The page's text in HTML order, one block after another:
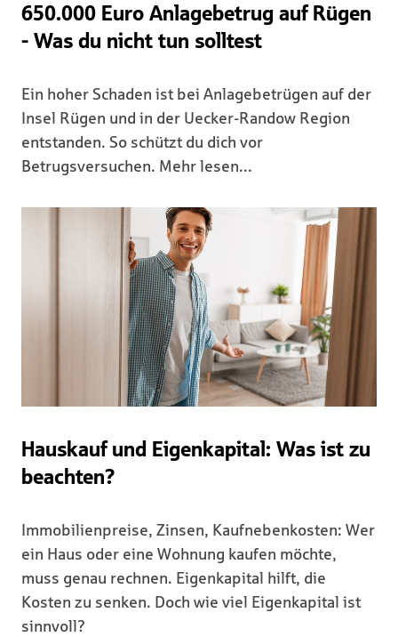
650.000 Euro Anlagebetrug auf Rügen
- Was du nicht tun solltest
Ein hoher Schaden ist bei Anlagebetrügen auf der
Insel Rügen und in der Uecker-Randow Region
entstanden. So schützt du dich vor
Betrugsversuchen. Mehr lesen...
Hauskauf und Eigenkapital: Was ist zu
beachten?
Immobilienpreise, Zinsen, Kaufnebenkosten: Wer
ein Haus oder eine Wohnung kaufen möchte,
muss genau rechnen. Eigenkapital hilft, die
Kosten zu senken. Doch wie viel Eigenkapital ist
sinnvoll?